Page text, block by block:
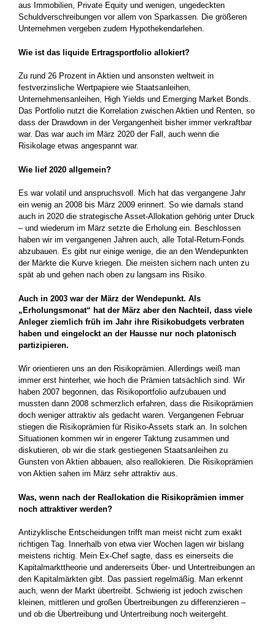
aus Immobilien, Private Equity und wenigen, ungedeckten
Schuldverschreibungen vor allem von Sparkassen. Die größeren
Unternehmen vergeben zudem Hypothekendarlehen.
Wie ist das liquide Ertragsportfolio allokiert?
Zu rund 26 Prozent in Aktien und ansonsten weltweit in
festverzinsliche Wertpapiere wie Staatsanleihen,
Unternehmensanleihen, High Yields und Emerging Market Bonds.
Das Portfolio nutzt die Korrelation zwischen Aktien und Renten, so
dass der Drawdown in der Vergangenheit bisher immer verkraftbar
war. Das war auch im März 2020 der Fall, auch wenn die
Risikolage etwas angespannt war.
Wie lief 2020 allgemein?
Es war volatil und anspruchsvoll. Mich hat das vergangene Jahr
ein wenig an 2008 bis März 2009 erinnert. So wie damals stand
auch in 2020 die strategische Asset-Allokation gehörig unter Druck
– und wiederum im März setzte die Erholung ein. Beschlossen
haben wir im vergangenen Jahren auch, alle Total-Return-Fonds
abzubauen. Es gibt nur einige wenige, die an den Wendepunkten
der Märkte die Kurve kriegen. Die meisten sichern nach unten zu
spät ab und gehen nach oben zu langsam ins Risiko.
Auch in 2003 war der März der Wendepunkt. Als
„Erholungsmonat“ hat der März aber den Nachteil, dass viele
Anleger ziemlich früh im Jahr ihre Risikobudgets verbraten
haben und eingelockt an der Hausse nur noch platonisch
partizipieren.
Wir orientieren uns an den Risikoprämien. Allerdings weiß man
immer erst hinterher, wie hoch die Prämien tatsächlich sind. Wir
haben 2007 begonnen, das Risikoportfolio aufzubauen und
mussten dann 2008 schmerzlich erfahren, dass die Risikoprämien
doch weniger attraktiv als gedacht waren. Vergangenen Februar
stiegen die Risikoprämien für Risiko-Assets stark an. In solchen
Situationen kommen wir in engerer Taktung zusammen und
diskutieren, ob wir die stark gestiegenen Staatsanleihen zu
Gunsten von Aktien abbauen, also reallokieren. Die Risikoprämien
von Aktien sahen im März sehr attraktiv aus.
Was, wenn nach der Reallokation die Risikoprämien immer
noch attraktiver werden?
Antizyklische Entscheidungen trifft man meist nicht zum exakt
richtigen Tag. Innerhalb von etwa vier Wochen lagen wir bislang
meistens richtig. Mein Ex-Chef sagte, dass es einerseits die
Kapitalmarkttheorie und andererseits Über- und Untertreibungen an
den Kapitalmärkten gibt. Das passiert regelmäßig. Man erkennt
auch, wenn der Markt übertreibt. Schwierig ist jedoch zwischen
kleinen, mittleren und großen Übertreibungen zu differenzieren –
und ob die Übertreibung und Untertreibung noch weitergeht.